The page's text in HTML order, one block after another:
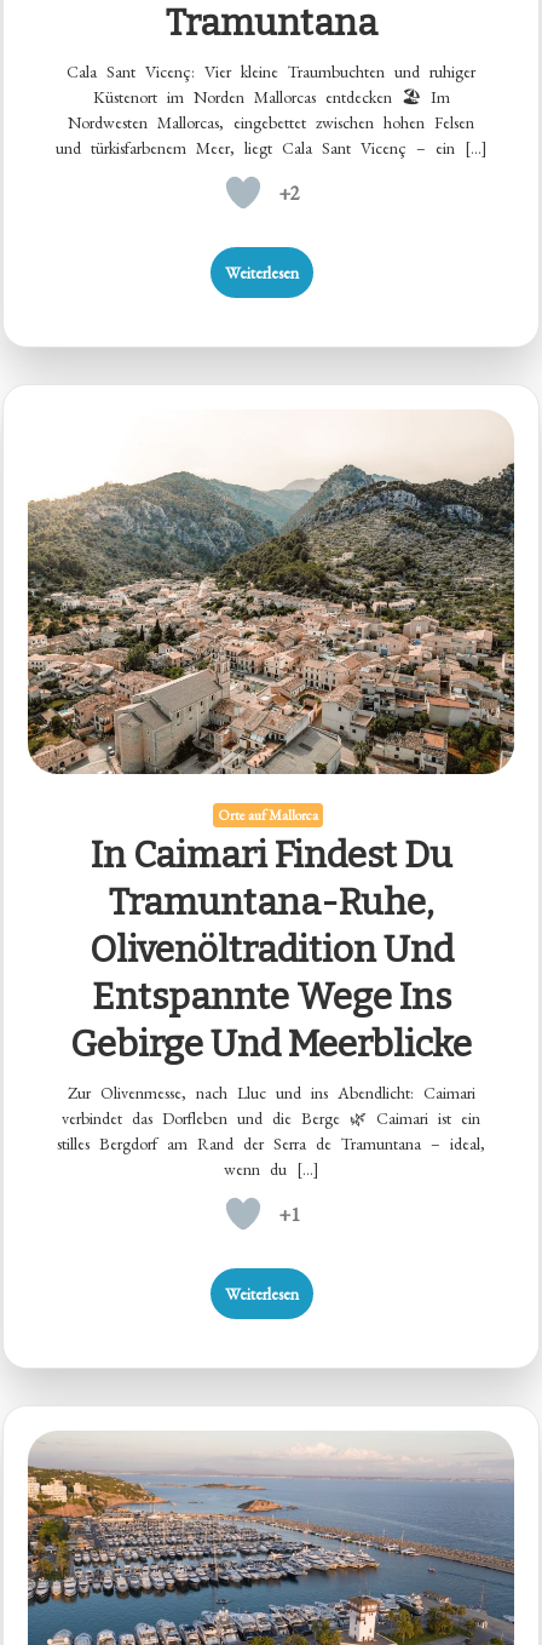
Tramuntana
Cala Sant Vicenç: Vier kleine Traumbuchten und ruhiger
Küstenort im Norden Mallorcas entdecken 🏖️ Im
Nordwesten Mallorcas, eingebettet zwischen hohen Felsen
und türkisfarbenem Meer, liegt Cala Sant Vicenç – ein […]
+2
Weiterlesen
Orte auf Mallorca
In Caimari Findest Du
Tramuntana-Ruhe,
Olivenöltradition Und
Entspannte Wege Ins
Gebirge Und Meerblicke
Zur Olivenmesse, nach Lluc und ins Abendlicht: Caimari
verbindet das Dorfleben und die Berge 🌿 Caimari ist ein
stilles Bergdorf am Rand der Serra de Tramuntana – ideal,
wenn du […]
+1
Weiterlesen